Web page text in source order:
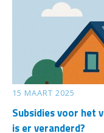
15 MAART 2025
Subsidies voor het
is er veranderd?